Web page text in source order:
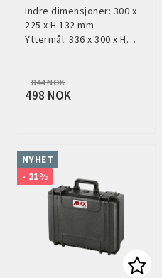
Indre dimensjoner: 300 x
225 x H 132 mm
Yttermål: 336 x 300 x H…
844 NOK
498 NOK
NYHET
- 21%